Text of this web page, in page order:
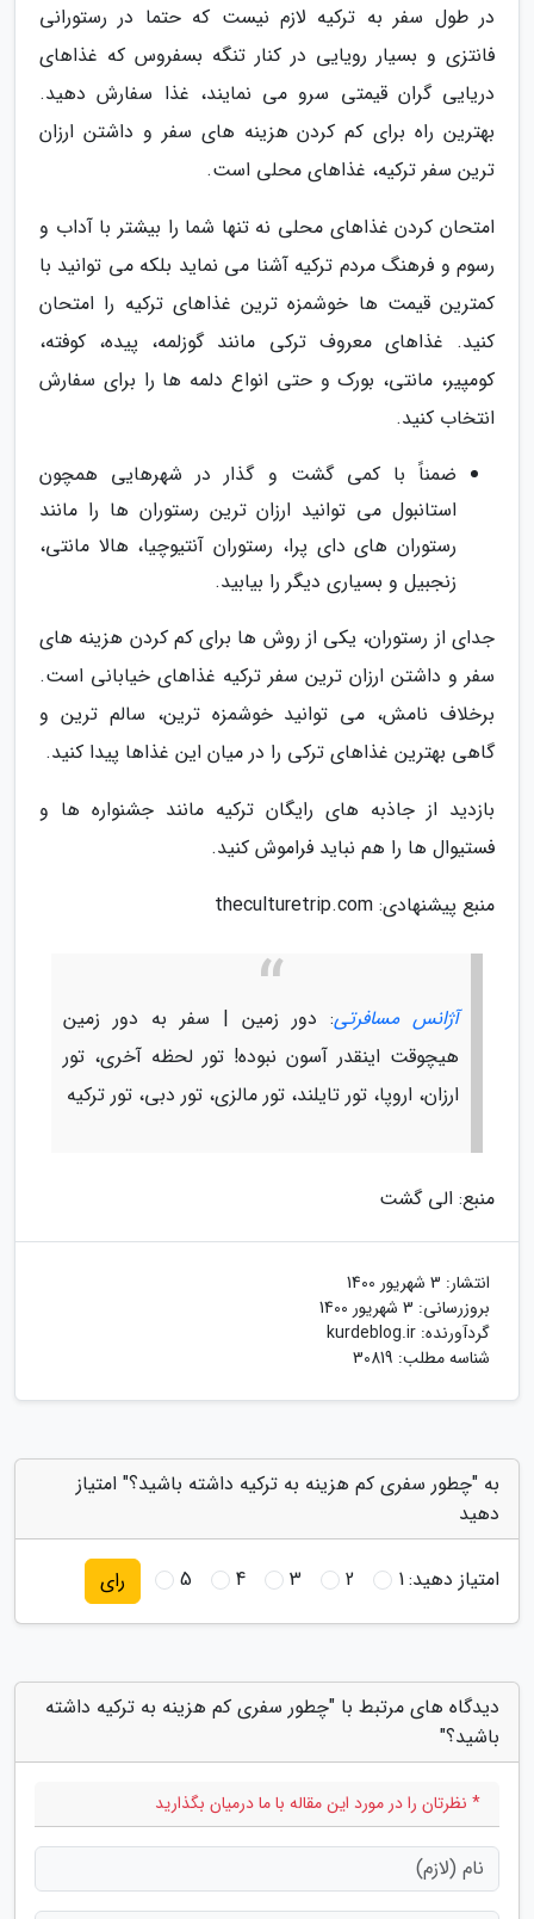
در طول سفر به ترکیه لازم نیست که حتما در رستورانی
فانتزی و بسیار رویایی در کنار تنگه بسفروس که غذاهای
دریایی گران قیمتی سرو می نمایند، غذا سفارش دهید.
بهترین راه برای کم کردن هزینه های سفر و داشتن ارزان
ترین سفر ترکیه، غذاهای محلی است.
امتحان کردن غذاهای محلی نه تنها شما را بیشتر با آداب و
رسوم و فرهنگ مردم ترکیه آشنا می نماید بلکه می توانید با
کمترین قیمت ها خوشمزه ترین غذاهای ترکیه را امتحان
کنید. غذاهای معروف ترکی مانند گوزلمه، پیده، کوفته،
کومپیر، مانتی، بورک و حتی انواع دلمه ها را برای سفارش
انتخاب کنید.
ضمناً با کمی گشت و گذار در شهرهایی همچون
استانبول می توانید ارزان ترین رستوران ها را مانند
رستوران های دای پرا، رستوران آنتیوچیا، هالا مانتی،
زنجبیل و بسیاری دیگر را بیابید.
جدای از رستوران، یکی از روش ها برای کم کردن هزینه های
سفر و داشتن ارزان ترین سفر ترکیه غذاهای خیابانی است.
برخلاف نامش، می توانید خوشمزه ترین، سالم ترین و
گاهی بهترین غذاهای ترکی را در میان این غذاها پیدا کنید.
بازدید از جاذبه های رایگان ترکیه مانند جشنواره ها و
فستیوال ها را هم نباید فراموش کنید.
منبع پیشنهادی: theculturetrip.com
آژانس مسافرتی: دور زمین | سفر به دور زمین
هیچوقت اینقدر آسون نبوده! تور لحظه آخری، تور
ارزان، اروپا، تور تایلند، تور مالزی، تور دبی، تور ترکیه
منبع: الی گشت
انتشار: 3 شهریور 1400
بروزرسانی: 3 شهریور 1400
گردآورنده: kurdeblog.ir
شناسه مطلب: 30819
به "چطور سفری کم هزینه به ترکیه داشته باشید؟" امتیاز
دهید
امتیاز دهید:1
2
3
4
5 رای
دیدگاه های مرتبط با "چطور سفری کم هزینه به ترکیه داشته
باشید؟"
* نظرتان را در مورد این مقاله با ما درمیان بگذارید